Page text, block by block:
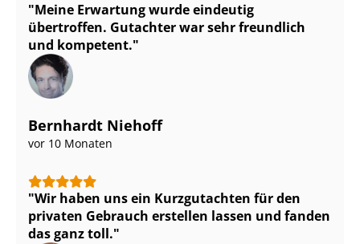
Meine Erwartung wurde eindeutig
übertroffen. Gutachter war sehr freundlich
und kompetent.
Bernhardt Niehoff
vor 10 Monaten
Wir haben uns ein Kurzgutachten für den
privaten Gebrauch erstellen lassen und fanden
das ganz toll.